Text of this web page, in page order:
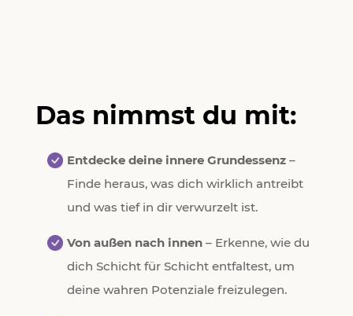
Das nimmst du mit:
Entdecke deine innere Grundessenz–
Finde heraus, was dich wirklich antreibt
und was tief in dir verwurzelt ist.
Von außen nach innen – Erkenne, wie du
dich Schicht für Schicht entfaltest, um
deine wahren Potenziale freizulegen.